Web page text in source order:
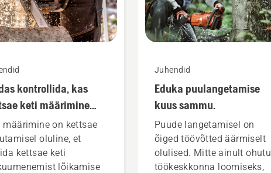
kontrollida, kas
keti määrimine
määrimine on kettsae
oluline, et
kettsae keti
lõikamise
Juhendid
Eduka puulangetamise
kuus sammu.
Puude langetamisel on
õiged töövõtted äärmiselt
olulised. Mitte ainult ohutu
töökeskkonna loomiseks,